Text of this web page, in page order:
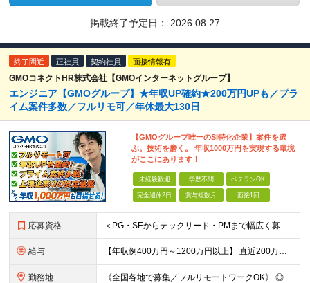
掲載終了予定日： 2026.08.27
終了間近 正社員 契約社員 面接情報有
GMOコネクトHR株式会社【GMOインターネットグループ】
エンジニア【GMOグループ】★年収UP確約★200万円UPも／プラ
イム案件多数／フルリモ可／年休最大130日
【GMOグループ唯一のSI特化企業】案件を選
ぶ。技術を磨く。 年収1000万円を実現する環境
がここにあります！
未経験歓迎 学歴不問 ベテランOK
完全週休2日 賞与複数月 面接1回
応募資格 ＜PG・SEからテックリード・PMまで幅広く募集！＞ ◎学歴不問、エンジニアとしての何らかの実務経験（年数不問） └これから自立を目指す方も！ ◎社会人経験が豊富な方も大歓迎！ └10年以上の経験者
給与 【年収例400万円～1200万円以上】 直近200万円UPした例もあり！ ＜月給例＞ ・経験18年以上：月給100万円～＋決算賞与 ・経験12年以上：月給80万円～＋決算賞与 ・経験8年以上：月給5
勤務地 《全国各地で募集／フルリモートワークOK》 ◎ご自宅から参画できるプロジェクトをご用意します！ ◎転居を伴う転勤はありません ※北海道から沖縄まで、全国各地にお住まいのエンジニアを歓迎！ ※職種・経